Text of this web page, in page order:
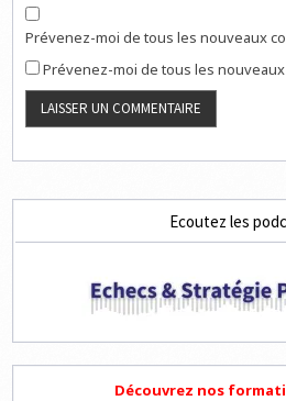
Prévenez-moi de tous les nouveaux
Prévenez-moi de tous les
Ecoutez les
Découvrez nos